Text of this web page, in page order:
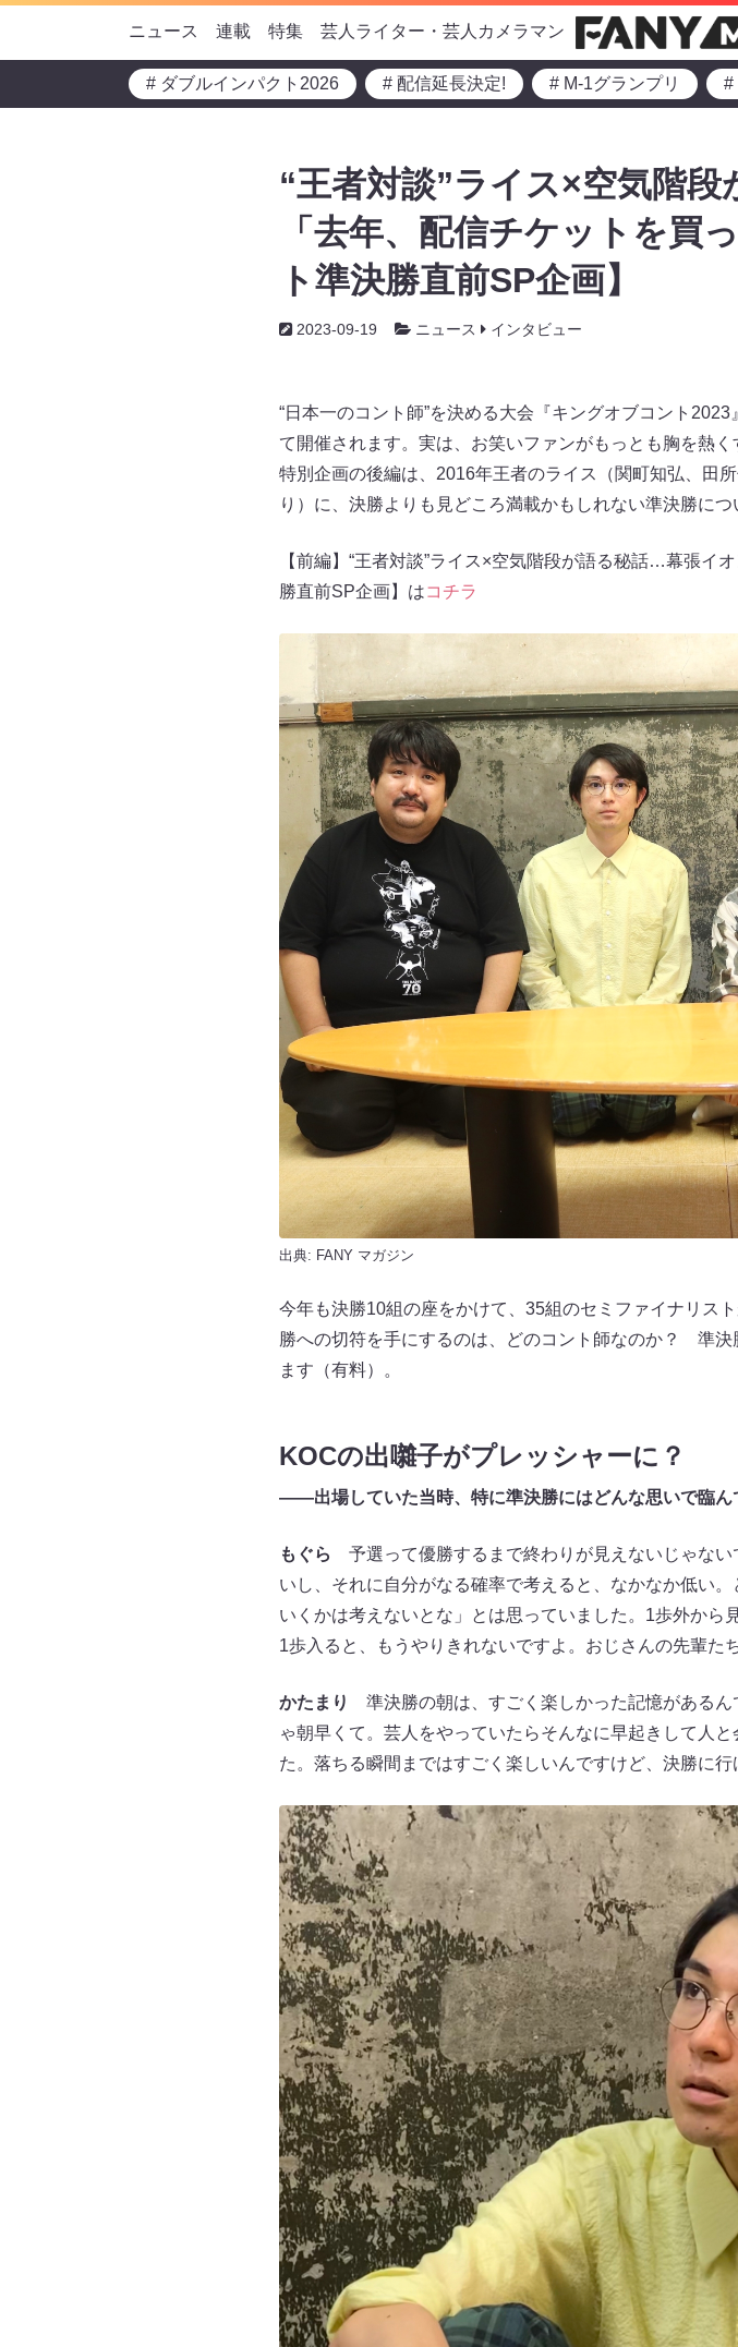
ニュース 連載 特集 芸人ライター・芸人カメラマン
# ダブルインパクト2026 # 配信延長決定! # M-1グランプリ #
“王者対談”ライス×空気階
「去年、配信チケットを
ト準決勝直前SP企画】
2023-09-19 ニュース インタビュー
“日本一のコント師”を決める大会『キングオブコント
て開催されます。実は、お笑いファンがもっとも胸を
特別企画の後編は、2016年王者のライス（関町知弘、田
り）に、決勝よりも見どころ満載かもしれない準決勝に
【前編】“王者対談”ライス×空気階段が語る秘話…幕張イ
勝直前SP企画】はコチラ
出典: FANY マガジン
今年も決勝10組の座をかけて、35組のセミファイナリ
勝への切符を手にするのは、どのコント師なのか？ 準
ます（有料）。
KOCの出囃子がプレッシャーに？
――出場していた当時、特に準決勝にはどんな思いで臨ん
もぐら 予選って優勝するまで終わりが見えないじゃな
いし、それに自分がなる確率で考えると、なかなか低い
いくかは考えないとな」とは思っていました。1歩外か
1歩入ると、もうやりきれないですよ。おじさんの先輩た
かたまり
準決勝の朝は、すごく楽しかった記憶がある
ゃ朝早くて。芸人をやっていたらそんなに早起きして人
た。落ちる瞬間まではすごく楽しいんですけど、決勝に